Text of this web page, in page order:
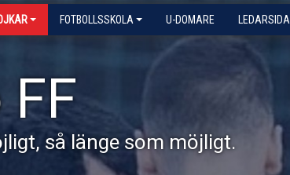
FOTBOLLSSKOLA U-DOMARE LEDARSIDA
så länge som möjligt.